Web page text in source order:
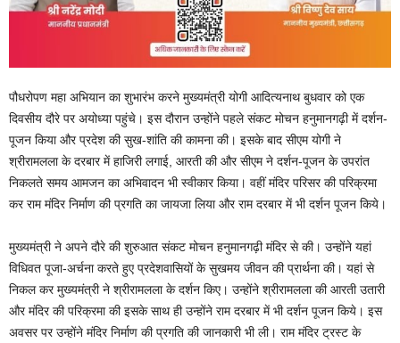
पौधरोपण महा अभियान का शुभारंभ करने मुख्यमंत्री योगी आदित्यनाथ बुधवार को एक
दिवसीय दौरे पर अयोध्या पहुंचे। इस दौरान उन्होंने पहले संकट मोचन हनुमानगढ़ी में दर्शन-
पूजन किया और प्रदेश की सुख-शांति की कामना की। इसके बाद सीएम योगी ने
श्रीरामलला के दरबार में हाजिरी लगाई, आरती की और सीएम ने दर्शन-पूजन के उपरांत
निकलते समय आमजन का अभिवादन भी स्वीकार किया। वहीं मंदिर परिसर की परिक्रमा
कर राम मंदिर निर्माण की प्रगति का जायजा लिया और राम दरबार में भी दर्शन पूजन किये।
मुख्यमंत्री ने अपने दौरे की शुरुआत संकट मोचन हनुमानगढ़ी मंदिर से की। उन्होंने यहां
विधिवत पूजा-अर्चना करते हुए प्रदेशवासियों के सुखमय जीवन की प्रार्थना की। यहां से
निकल कर मुख्यमंत्री ने श्रीरामलला के दर्शन किए। उन्होंने श्रीरामलला की आरती उतारी
और मंदिर की परिक्रमा की इसके साथ ही उन्होंने राम दरबार में भी दर्शन पूजन किये। इस
अवसर पर उन्होंने मंदिर निर्माण की प्रगति की जानकारी भी ली। राम मंदिर ट्रस्ट के